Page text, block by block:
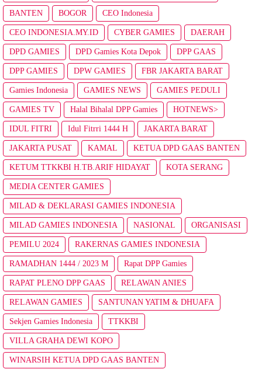
BANTEN BOGOR CEO Indonesia
CEO INDONESIA.MY.ID CYBER GAMIES DAERAH
DPD GAMIES DPD Gamies Kota Depok DPP GAAS
DPP GAMIES DPW GAMIES FBR JAKARTA BARAT
Gamies Indonesia GAMIES NEWS GAMIES PEDULI
GAMIES TV Halal Bihalal DPP Gamies HOTNEWS>
IDUL FITRI Idul Fitrri 1444 H JAKARTA BARAT
JAKARTA PUSAT KAMAL KETUA DPD GAAS BANTEN
KETUM TTKKBI H.TB.ARIF HIDAYAT KOTA SERANG
MEDIA CENTER GAMIES
MILAD & DEKLARASI GAMIES INDONESIA
MILAD GAMIES INDONESIA NASIONAL ORGANISASI
PEMILU 2024 RAKERNAS GAMIES INDONESIA
RAMADHAN 1444 / 2023 M Rapat DPP Gamies
RAPAT PLENO DPP GAAS RELAWAN ANIES
RELAWAN GAMIES SANTUNAN YATIM & DHUAFA
Sekjen Gamies Indonesia TTKKBI
VILLA GRAHA DEWI KOPO
WINARSIH KETUA DPD GAAS BANTEN